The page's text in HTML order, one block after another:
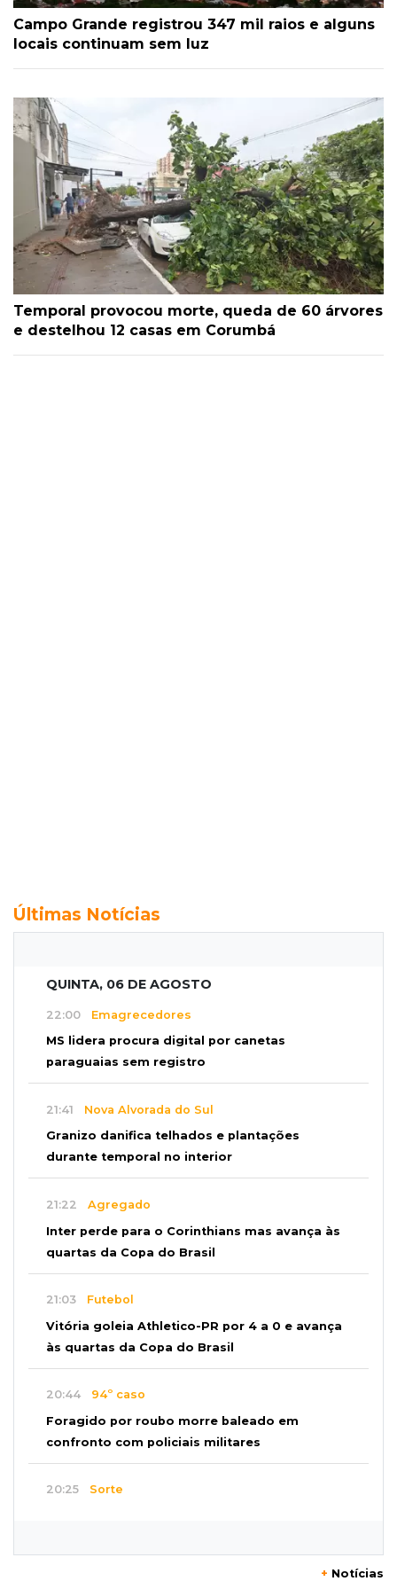
Campo Grande registrou 347 mil raios e alguns
locais continuam sem luz
Temporal provocou morte, queda de 60 árvores
e destelhou 12 casas em Corumbá
Últimas Notícias
QUINTA, 06 DE AGOSTO
22:00 Emagrecedores
MS lidera procura digital por canetas
paraguaias sem registro
21:41 Nova Alvorada do Sul
Granizo danifica telhados e plantações
durante temporal no interior
21:22 Agregado
Inter perde para o Corinthians mas avança às
quartas da Copa do Brasil
21:03 Futebol
Vitória goleia Athletico-PR por 4 a 0 e avança
às quartas da Copa do Brasil
20:44 94º caso
Foragido por roubo morre baleado em
confronto com policiais militares
20:25 Sorte
+ Notícias